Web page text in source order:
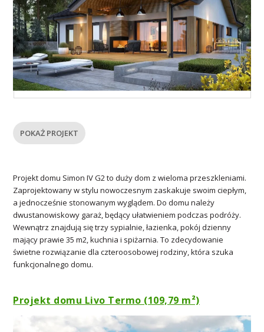
POKAŻ PROJEKT
Projekt domu Simon IV G2 to duży dom z wieloma przeszkleniami.
Zaprojektowany w stylu nowoczesnym zaskakuje swoim ciepłym,
a jednocześnie stonowanym wyglądem. Do domu należy
dwustanowiskowy garaż, będący ułatwieniem podczas podróży.
Wewnątrz znajdują się trzy sypialnie, łazienka, pokój dzienny
mający prawie 35 m2, kuchnia i spiżarnia. To zdecydowanie
świetne rozwiązanie dla czteroosobowej rodziny, która szuka
funkcjonalnego domu.
Projekt domu Livo Termo (109,79 m²)